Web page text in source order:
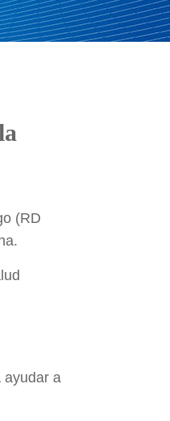
(RD
ayudar a